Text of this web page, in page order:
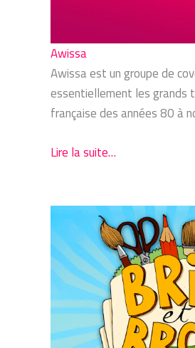
Awissa
Awissa est un groupe de
essentiellement les grands
française des années 80 à
Lire la suite…